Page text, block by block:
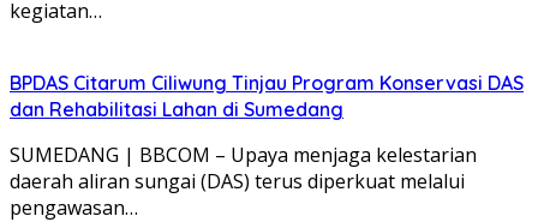
kegiatan…
BPDAS Citarum Ciliwung Tinjau Program Konservasi DAS
dan Rehabilitasi Lahan di Sumedang
SUMEDANG | BBCOM – Upaya menjaga kelestarian
daerah aliran sungai (DAS) terus diperkuat melalui
pengawasan…